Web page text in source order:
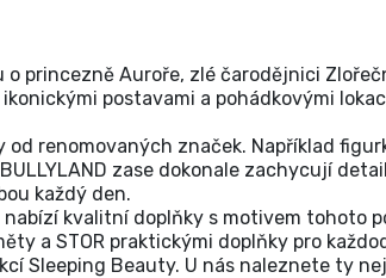
princezně Auroře, zlé čarodějnici
postavami a pohádkovými
renomovaných značek. Například
zase dokonale zachycují
každý den.
nabízí kvalitní doplňky s motivem tohoto
a STOR praktickými doplňky pro
Sleeping Beauty. U nás naleznete ty